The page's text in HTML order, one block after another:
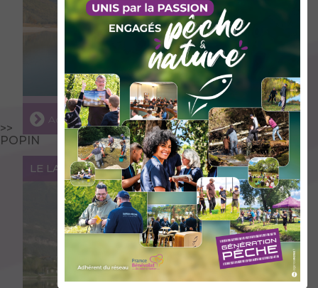
>>
POPIN
Accéder au lieu
LE LAC DE CAROUGE